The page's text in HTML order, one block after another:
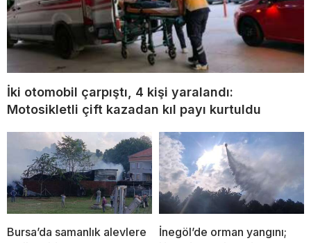
İki otomobil çarpıştı, 4 kişi yaralandı:
Motosikletli çift kazadan kıl payı kurtuldu
Bursa’da samanlık alevlere
İnegöl’de orman yangını;